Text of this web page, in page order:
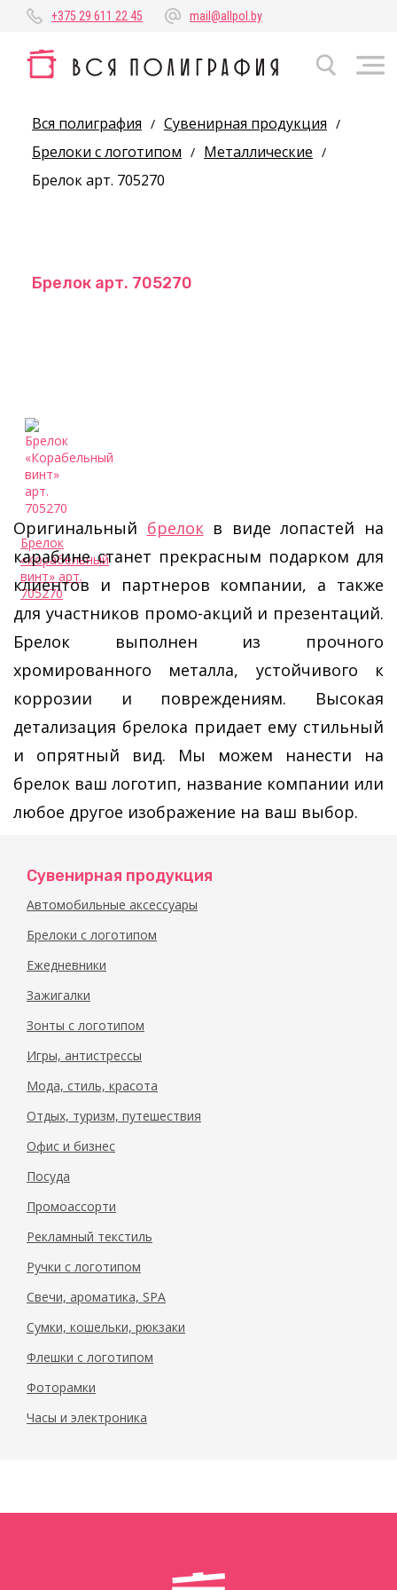
+375 29 611 22 45 mail@allpol.by
Вся полиграфия / Сувенирная продукция /
Брелоки с логотипом / Металлические /
Брелок арт. 705270
Брелок арт. 705270
Брелок
«Корабельный
винт» арт.
705270
Оригинальный брелокв виде лопастей на
карабине станет прекрасным подарком для
клиентов и партнеров компании, а также
для участников промо-акций и презентаций.
Брелок выполнен из прочного
хромированного металла, устойчивого к
коррозии и повреждениям. Высокая
детализация брелока придает ему стильный
и опрятный вид. Мы можем нанести на
брелок ваш логотип, название компании или
любое другое изображение на ваш выбор.
Сувенирная продукция
Автомобильные аксессуары
Брелоки с логотипом
Ежедневники
Зажигалки
Зонты с логотипом
Игры, антистрессы
Мода, стиль, красота
Отдых, туризм, путешествия
Офис и бизнес
Посуда
Промоассорти
Рекламный текстиль
Ручки с логотипом
Свечи, ароматика, SPA
Сумки, кошельки, рюкзаки
Флешки с логотипом
Фоторамки
Часы и электроника